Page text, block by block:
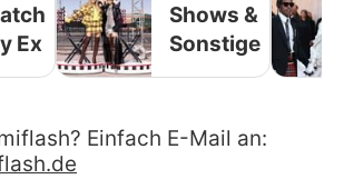
Ex
Shows &
Sonstige
Einfach E-Mail an: